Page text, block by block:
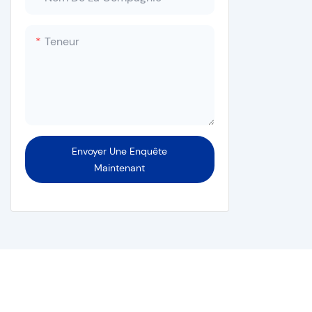
Laveuse-désinfecteuse
Teneur
Envoyer Une Enquête
Maintenant